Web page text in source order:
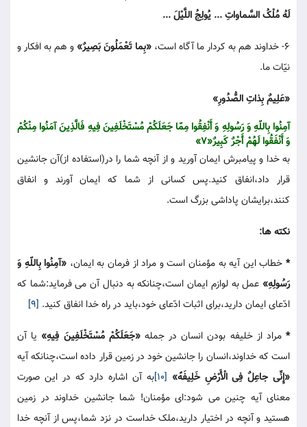
لَهُ مُلْکُ السَّماواتِ ... یُولِجُ اللَّیْلَ ...
6- خداوند هم به کردار ما آگاه است، «بِما تَعْمَلُونَ بَصِیرٌ» و هم به افکار و
نیّات ما.
«عَلِیمٌ بِذاتِ الصُّدُورِ»
آمِنُوا بِاللّهِ وَ رَسُولِهِ وَ أَنْفِقُوا مِمّا جَعَلَکُمْ مُسْتَخْلَفِینَ فِیهِ فَالَّذِینَ آمَنُوا مِنْکُمْ
وَ أَنْفَقُوا لَهُمْ أَجْرٌ کَبِیرٌ«7»
به خدا و پیامبرش ایمان آورید و از آنچه شما را در(استفاده از)آن جانشین
قرار داد،انفاق کنید.پس کسانی از شما که ایمان آورند و انفاق
کنند،برایشان پاداشی بزرگ است.
نکته ها:
* خطاب این آیه به مؤمنان است و مراد از فرمان به ایمان، «آمِنُوا بِاللّهِ وَ
رَسُولِهِ» عمل به لوازم ایمان است،چنانکه به دنبال آن می فرماید:شما که
ادّعای ایمان دارید،برای اثبات ادّعای خود،باید در راه خدا انفاق کنید. [9]
*مراد از خلیفه بودن انسان در جمله«جَعَلَکُمْ مُسْتَخْلَفِینَ فِیهِ» یا آن
است که خداوند،انسان را جانشین خود در زمین قرار داده است،چنانکه آیه
«إِنِّی جاعِلٌ فِی الْأَرْضِ خَلِیفَهً» [10]به آن اشاره دارد که در این صورت
معنای آیه چنین می شود:ای مؤمنان! شما جانشین خداوند در زمین
هستید و آنچه در اختیار دارید،ملک خداست در نزد شما،پس از آنچه خدا